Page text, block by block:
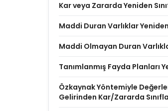
Kar veya Zararda Yeniden
Maddi Duran Varlıklar
Maddi Olmayan Duran
Tanımlanmış Fayda Planları
Özkaynak Yöntemiyle
Gelirinden Kar/Zararda